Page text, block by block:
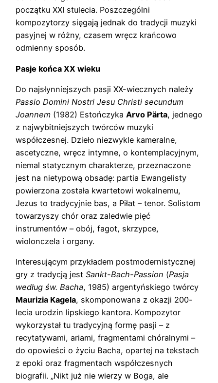
początku XXI stulecia. Poszczególni
kompozytorzy sięgają jednak do tradycji muzyki
pasyjnej w różny, czasem wręcz krańcowo
odmienny sposób.
Pasje końca XX wieku
Do najsłynniejszych pasji XX-wiecznych należy
Passio Domini Nostri Jesu Christi secundum
Joannem (1982) Estończyka Arvo Pärta, jednego
z najwybitniejszych twórców muzyki
współczesnej. Dzieło niezwykle kameralne,
ascetyczne, wręcz intymne, o kontemplacyjnym,
niemal statycznym charakterze, przeznaczone
jest na nietypową obsadę: partia Ewangelisty
powierzona została kwartetowi wokalnemu,
Jezus to tradycyjnie bas, a Piłat – tenor. Solistom
towarzyszy chór oraz zaledwie pięć
instrumentów – obój, fagot, skrzypce,
wiolonczela i organy.
Interesującym przykładem postmodernistycznej
gry z tradycją jest Sankt-Bach-Passion (Pasja
według św. Bacha, 1985) argentyńskiego twórcy
Maurizia Kagela, skomponowana z okazji 200-
lecia urodzin lipskiego kantora. Kompozytor
wykorzystał tu tradycyjną formę pasji – z
recytatywami, ariami, fragmentami chóralnymi –
do opowieści o życiu Bacha, opartej na tekstach
z epoki oraz fragmentach współczesnych
biografii. „Nikt już nie wierzy w Boga, ale